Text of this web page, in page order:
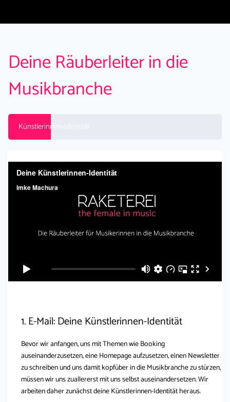
Deine Räuberleiter in die
Musikbranche
Künstlerinnen-Identität
1. E-Mail: Deine Künstlerinnen-Identität
Bevor wir anfangen, uns mit Themen wie Booking
auseinanderzusetzen, eine Homepage aufzusetzen, einen Newsletter
zu schreiben und uns damit kopfüber in die Musikbranche zu stürzen,
müssen wir uns zuallererst mit uns selbst auseinandersetzen. Wir
arbeiten daher zunächst deine Künstlerinnen-Identität heraus.